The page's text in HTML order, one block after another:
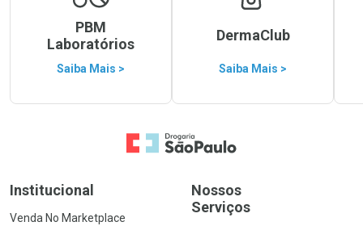
PBM
Laboratórios
Saiba Mais >
DermaClub
Saiba Mais >
Ir para a Home
Institucional
Venda No Marketplace
Nossos
Serviços